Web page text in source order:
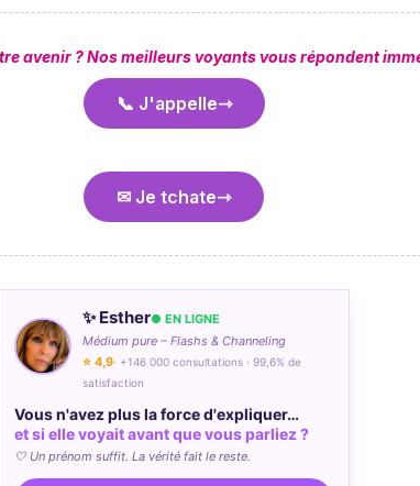
avenir ? Nos meilleurs voyants vous répondent
📞 J'appelle
✉ Je tchate
✨ Esther● EN LIGNE
Médium pure – Flashs & Channeling
⭐ 4,9· +146 000 consultations · 99,6% de
satisfaction
Vous n'avez plus la force d'expliquer…
et si elle voyait avant que vous parliez ?
🤍 Un prénom suffit. La vérité fait le reste.